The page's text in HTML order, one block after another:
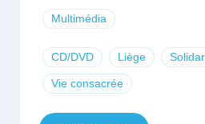
Multimédia
CD/DVD Liège
Vie consacrée